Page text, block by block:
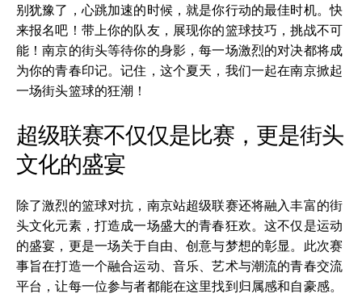
别犹豫了，心跳加速的时候，就是你行动的最佳时机。快
来报名吧！带上你的队友，展现你的篮球技巧，挑战不可
能！南京的街头等待你的身影，每一场激烈的对决都将成
为你的青春印记。记住，这个夏天，我们一起在南京掀起
一场街头篮球的狂潮！
超级联赛不仅仅是比赛，更是街头
文化的盛宴
除了激烈的篮球对抗，南京站超级联赛还将融入丰富的街
头文化元素，打造成一场盛大的青春狂欢。这不仅是运动
的盛宴，更是一场关于自由、创意与梦想的彰显。此次赛
事旨在打造一个融合运动、音乐、艺术与潮流的青春交流
平台，让每一位参与者都能在这里找到归属感和自豪感。